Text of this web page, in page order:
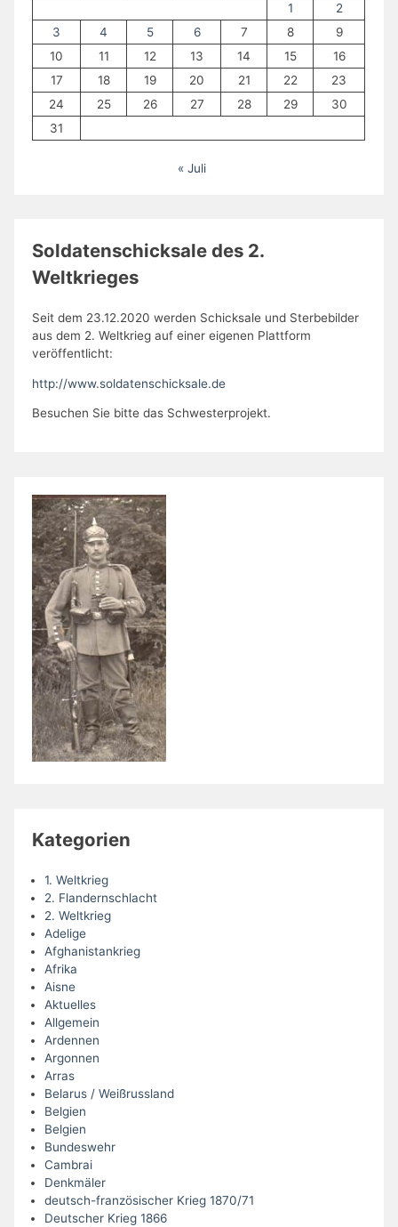
1
2
3
4 5 6 7 8
9
10
11 12 13 14 15
16
17
18 19 20 21 22
23
24
25 26 27 28 29
30
31
« Juli
Soldatenschicksale des 2.
Weltkrieges
Seit dem 23.12.2020 werden Schicksale und Sterbebilder
aus dem 2. Weltkrieg auf einer eigenen Plattform
veröffentlicht:
http://www.soldatenschicksale.de
Besuchen Sie bitte das Schwesterprojekt.
Kategorien
1. Weltkrieg
2. Flandernschlacht
2. Weltkrieg
Adelige
Afghanistankrieg
Afrika
Aisne
Aktuelles
Allgemein
Ardennen
Argonnen
Arras
Belarus / Weißrussland
Belgien
Belgien
Bundeswehr
Cambrai
Denkmäler
deutsch-französischer Krieg 1870/71
Deutscher Krieg 1866